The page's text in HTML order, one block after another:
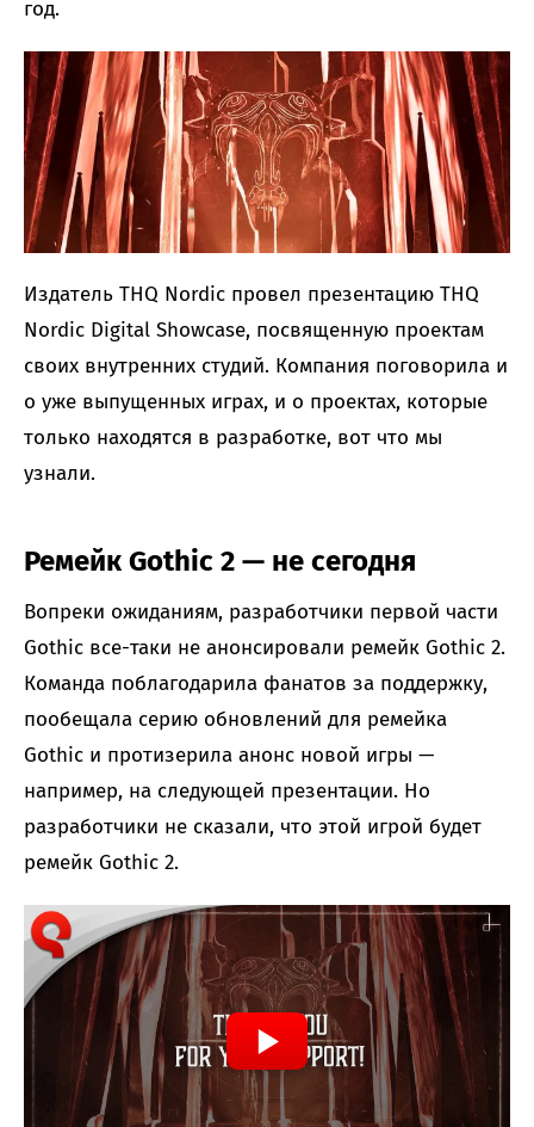
год.
Издатель THQ Nordic провел презентацию THQ
Nordic Digital Showcase, посвященную проектам
своих внутренних студий. Компания поговорила и
о уже выпущенных играх, и о проектах, которые
только находятся в разработке, вот что мы
узнали.
Ремейк Gothic 2 — не сегодня
Вопреки ожиданиям, разработчики первой части
Gothic все-таки не анонсировали ремейк Gothic 2.
Команда поблагодарила фанатов за поддержку,
пообещала серию обновлений для ремейка
Gothic и протизерила анонс новой игры —
например, на следующей презентации. Но
разработчики не сказали, что этой игрой будет
ремейк Gothic 2.